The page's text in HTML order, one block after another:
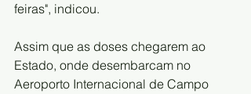
feiras", indicou.
Assim que as doses chegarem ao
Estado, onde desembarcam no
Aeroporto Internacional de Campo